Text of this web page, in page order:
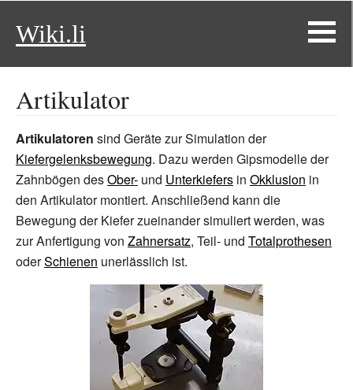
Wiki.li
Artikulator
Artikulatoren sind Geräte zur Simulation der
Kiefergelenksbewegung. Dazu werden Gipsmodelle der
Zahnbögen desOber- und Unterkiefers in Okklusion in
den Artikulator montiert. Anschließend kann die
Bewegung der Kiefer zueinander simuliert werden, was
zur Anfertigung von Zahnersatz, Teil- und Totalprothesen
oderSchienen unerlässlich ist.